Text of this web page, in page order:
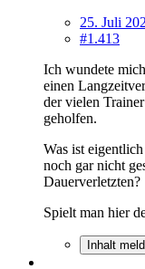
25. Juli
#1.413
Ich wundete
einen
der vielen
geholfen.
Was ist
noch gar nicht
Dauerverletzten?
Spielt man hier
Inhalt